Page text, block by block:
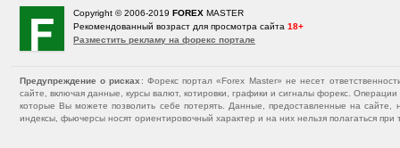
Copyright © 2006-2019 FOREX MASTER
Рекомендованный возраст для просмотра сайта 18+
Разместить рекламу на форекс портале
Предупреждение о рисках : Форекс портал «Forex Master» не несет
сайте, включая данные, курсы валют, котировки, графики и сигналы форекс.
которые Вы можете позволить себе потерять. Данные, предоставленные на
индексы, фьючерсы носят ориентировочный характер и на них нельзя полагаться при